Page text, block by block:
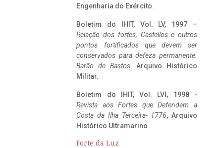
Engenharia do Exército.
Boletim do IHIT, Vol. LV, 1997 –
Relação dos fortes, Castellos e outros
pontos fortificados que devem ser
conservados para defeza permanente.
Barão de Bastos. Arquivo Histórico
Militar.
Boletim do IHIT, Vol. LVI, 1998 -
Revista aos Fortes que Defendem a
Costa da Ilha Terceira- 1776, Arquivo
Histórico Ultramarino
Forte da Luz